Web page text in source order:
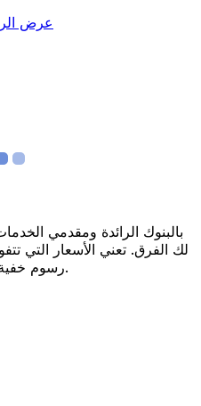
عرض
لك الفرق. تعني الأسعار التي
رسوم خفية قيمة أكبر على كل عملية تحويل.